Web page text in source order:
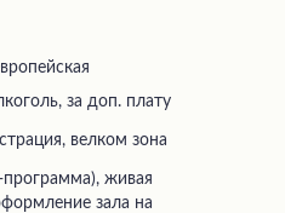
за доп. плату
велком зона
зала на